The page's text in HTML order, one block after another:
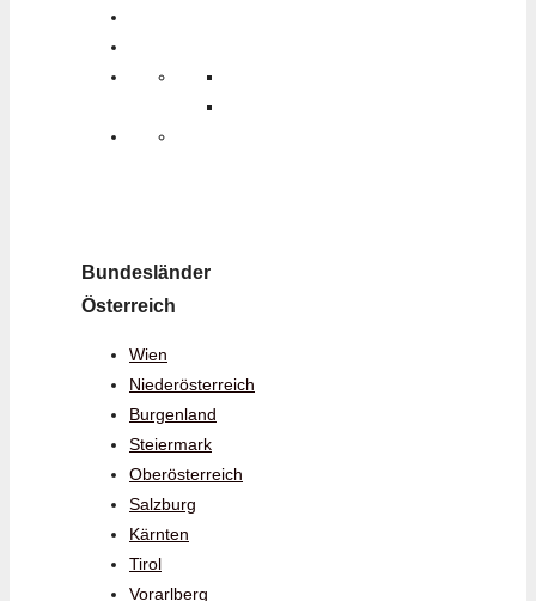
Bundesländer
Österreich
Wien
Niederösterreich
Burgenland
Steiermark
Oberösterreich
Salzburg
Kärnten
Tirol
Vorarlberg